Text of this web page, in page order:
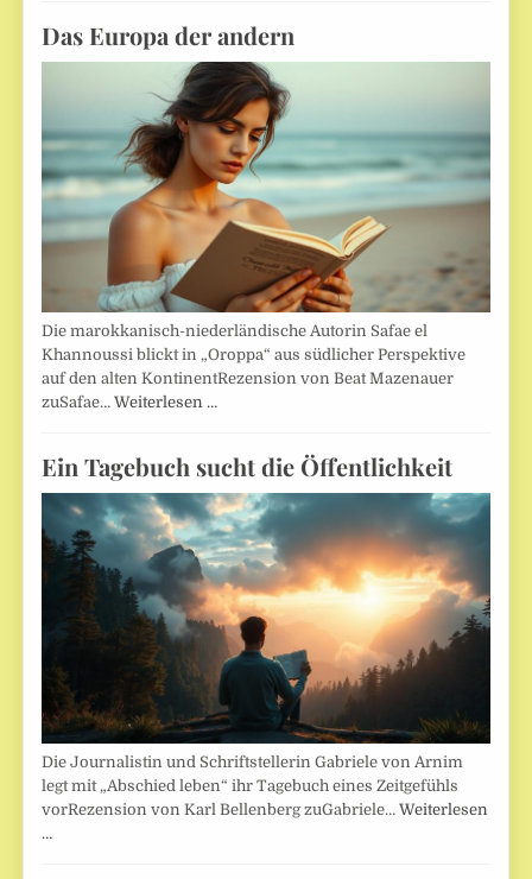
Das Europa der andern
Die marokkanisch-niederländische Autorin Safae el
Khannoussi blickt in „Oroppa“ aus südlicher Perspektive
auf den alten KontinentRezension von Beat Mazenauer
zuSafae…Weiterlesen …
Ein Tagebuch sucht die Öffentlichkeit
Die Journalistin und Schriftstellerin Gabriele von Arnim
legt mit „Abschied leben“ ihr Tagebuch eines Zeitgefühls
vorRezension von Karl Bellenberg zuGabriele…Weiterlesen
…